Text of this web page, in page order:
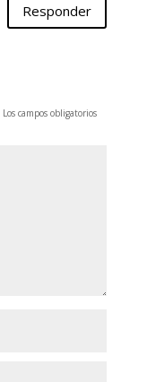
Responder
Los campos obligatorios